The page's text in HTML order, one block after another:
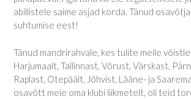
abillistele saime asjad korda. Tänud
suhtumise eest!
Tänud mandrirahvale, kes tulite meile
Harjumaalt, Tallinnast, Võrust, Värskast,
Raplast, Otepäält, Jõhvist, Lääne- ja
osavõtt meie oma klubi liikmetelt, oli teid